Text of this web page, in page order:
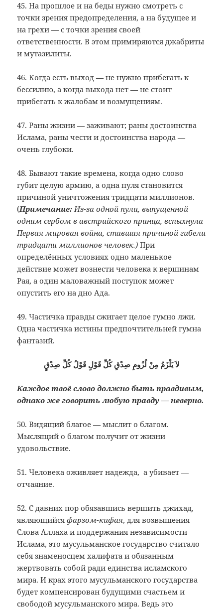
45. На прошлое и на беды нужно смотреть с
точки зрения предопределения, а на будущее и
на грехи — с точки зрения своей
ответственности. В этом примиряются джабриты
и мутазилиты.
46. Когда есть выход — не нужно прибегать к
бессилию, а когда выхода нет — не стоит
прибегать к жалобам и возмущениям.
47. Раны жизни — заживают; раны достоинства
Ислама, раны чести и достоинства народа —
очень глубоки.
48. Бывают такие времена, когда одно слово
губит целую армию, а одна пуля становится
причиной уничтожения тридцати миллионов.
(Примечание:Из-за одной пули, выпущенной
одним сербом в австрийского принца, вспыхнула
Первая мировая война, ставшая причиной гибели
тридцати миллионов человек.) При
определённых условиях одно маленькое
действие может вознести человека к вершинам
Рая, а один маловажный поступок может
опустить его на дно Ада.
49. Частичка правды сжигает целое гумно лжи.
Одна частичка истины предпочтительней гумна
фантазий.
لاَ يَلْزَمُ مِنْ لُزُومِ صِدْقِ كُلِّ قَوْلٍ قَوْلُ كُلِّ صِدْقٍ
Каждое твоё слово должно быть правдивым,
однако же говорить любую правду — неверно.
50. Видящий благое — мыслит о благом.
Мыслящий о благом получит от жизни
удовольствие.
51. Человека оживляет надежда, а убивает —
отчаяние.
52. С давних пор обязавшись вершить джихад,
являющийсяфарзом-кифая, для возвышения
Слова Аллаха и поддержания независимости
Ислама, это мусульманское государство считало
себя знаменосцем халифата и обязанным
жертвовать собой ради единства исламского
мира. И крах этого мусульманского государства
будет компенсирован будущими счастьем и
свободой мусульманского мира. Ведь это